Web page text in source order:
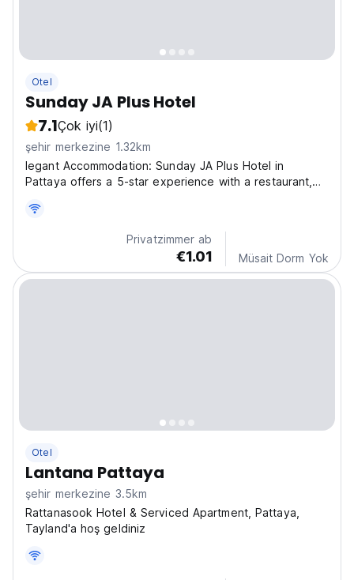
Otel
Sunday JA Plus Hotel
7.1Çok iyi(1)
şehir merkezine 1.32km
legant Accommodation: Sunday JA Plus Hotel in
Pattaya offers a 5-star experience with a restaurant,
throughout the property. Comfortable Amenities:
Guests enjoy air-conditioning, private bathrooms with
Privatzimmer ab
€1.01 Müsait Dorm Yok
Otel
Lantana Pattaya
şehir merkezine 3.5km
Rattanasook Hotel & Serviced Apartment, Pattaya,
Tayland'a hoş geldiniz